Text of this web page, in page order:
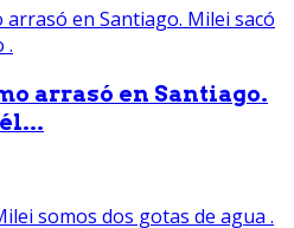
arrasó en Santiago.